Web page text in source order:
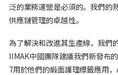
泛的業務運營是必須的。我們的
供應鏈管理的卓越性。
為了解決和改進其生產線，我們
IIMAK中國團隊建議我們新發布
7用於他們的緞面護理標籤應用